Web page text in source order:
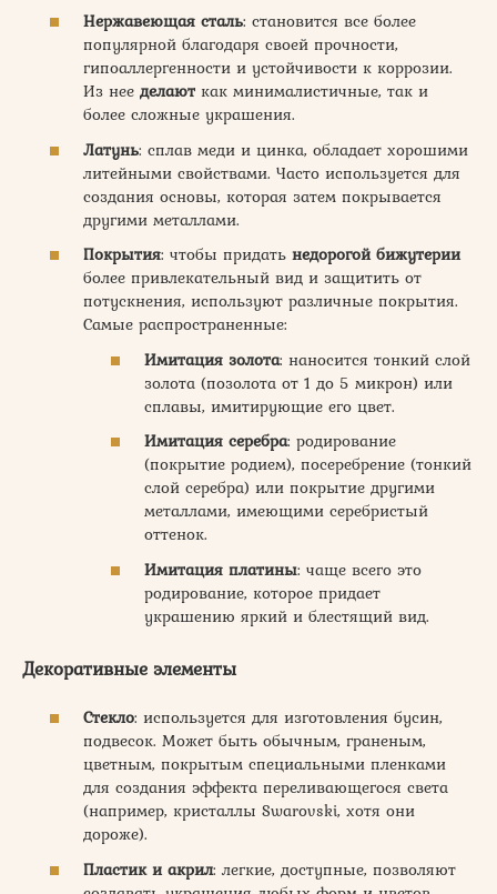
Нержавеющая сталь: становится все более
популярной благодаря своей прочности,
гипоаллергенности и устойчивости к коррозии.
Из нее делают как минималистичные, так и
более сложные украшения.
Латунь: сплав меди и цинка, обладает хорошими
литейными свойствами. Часто используется для
создания основы, которая затем покрывается
другими металлами.
Покрытия: чтобы придать недорогой бижутерии
более привлекательный вид и защитить от
потускнения, используют различные покрытия.
Самые распространенные:
Имитация золота: наносится тонкий слой
золота (позолота от 1 до 5 микрон) или
сплавы, имитирующие его цвет.
Имитация серебра: родирование
(покрытие родием), посеребрение (тонкий
слой серебра) или покрытие другими
металлами, имеющими серебристый
оттенок.
Имитация платины: чаще всего это
родирование, которое придает
украшению яркий и блестящий вид.
Декоративные элементы
Стекло: используется для изготовления бусин,
подвесок. Может быть обычным, граненым,
цветным, покрытым специальными пленками
для создания эффекта переливающегося света
(например, кристаллы Swarovski, хотя они
дороже).
Пластик и акрил: легкие, доступные, позволяют